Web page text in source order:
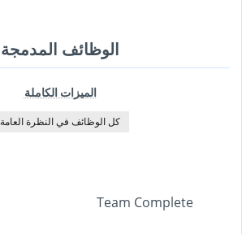
الوظائف المدمجة
الميزات الكاملة
كل الوظائف في النظرة العامة
Team Complete